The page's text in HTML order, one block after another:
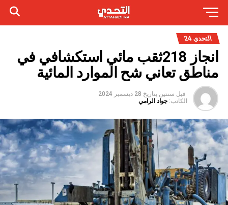
التحدي 24
انجاز 218ثقب مائي استكشافي في
مناطق تعاني شح الموارد المائية
قبل سنتين بتاريخ 28 ديسمبر 2024
الكاتب: جواد الرامي